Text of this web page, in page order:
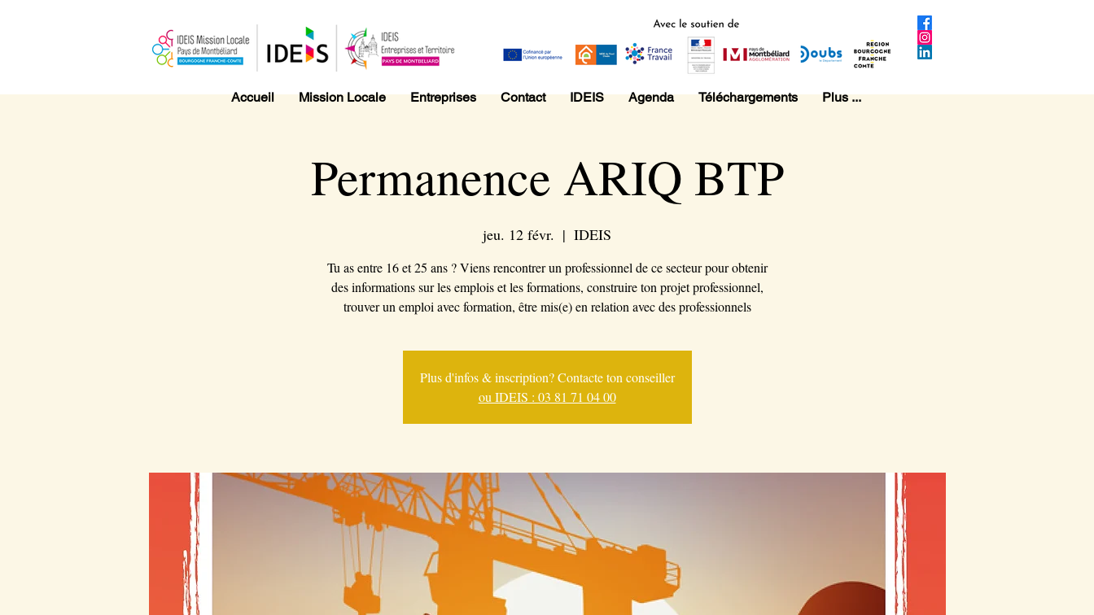
Permanence ARIQ BTP
jeu. 12 févr.
  |
IDEIS
Tu as entre 16 et 25 ans ? Viens rencontrer un professionnel de ce secteur pour obtenir
des informations sur les emplois et les formations, construire ton projet professionnel,
trouver un emploi avec formation, être mis(e) en relation avec des professionnels
Plus d'infos & inscription? Contacte ton conseiller
ou IDEIS : 03 81 71 04 00
Accueil Mission Locale Entreprises Contact IDEIS Agenda Téléchargements Plus ...